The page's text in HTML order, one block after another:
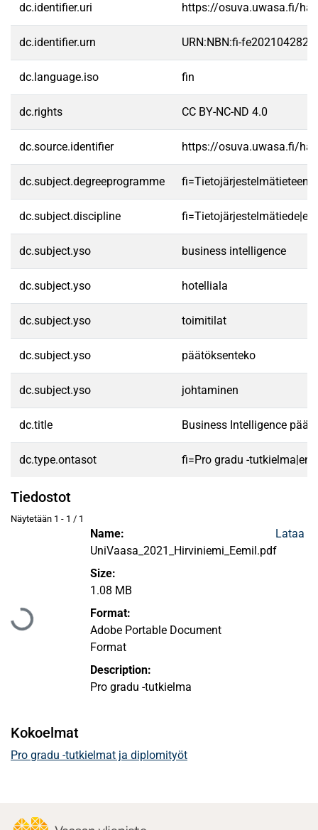
dc.identifier.uri https://osuva.uwasa.fi/
dc.identifier.urn URN:NBN:fi-
dc.language.iso fin
dc.rights CC BY-NC-ND 4.0
dc.source.identifier https://osuva.uwasa.fi/
dc.subject.degreeprogramme fi=Tietojärjestelmätieteen
dc.subject.discipline
dc.subject.yso business intelligence
dc.subject.yso hotelliala
dc.subject.yso toimitilat
dc.subject.yso päätöksenteko
dc.subject.yso johtaminen
dc.title Business Intelligence
dc.type.ontasot fi=Pro gradu -
Tiedostot
Näytetään 1 - 1 / 1
Ladataan...
Name:
UniVaasa_2021_Hirviniemi_Eemil.pdf
Size:
1.08 MB
Format:
Adobe Portable Document
Format
Description:
Pro gradu -tutkielma
Lataa
Kokoelmat
Pro gradu -tutkielmat ja diplomityöt